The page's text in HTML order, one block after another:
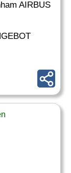
AIRBUS